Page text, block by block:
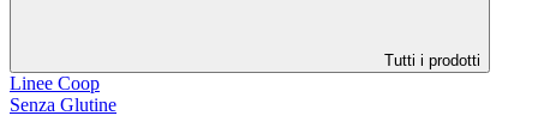
Tutti i prodotti
Linee Coop
Senza Glutine